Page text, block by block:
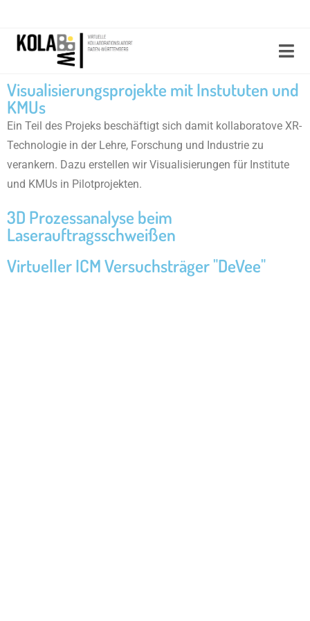
Visualisierungsprojekte mit Instututen und
KMUs
Ein Teil des Projeks beschäftigt sich damit kollaboratove XR-
Technologie in der Lehre, Forschung und Industrie zu
verankern. Dazu erstellen wir Visualisierungen für Institute
und KMUs in Pilotprojekten.
3D Prozessanalyse beim
Laserauftragsschweißen​
Virtueller ICM Versuchsträger "DeVee"